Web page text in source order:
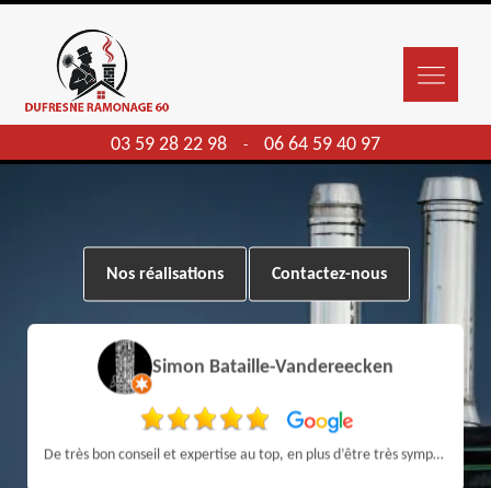
03 59 28 22 98 - 06 64 59 40 97
Nos réalisations Contactez-nous
Simon Bataille-Vandereecken
De très bon conseil et expertise au top, en plus d’être très sympathique, je recommande! Nous avons été bien aidés et renseignés sur quoi faire de notre insert et son entretien futur, merci :)